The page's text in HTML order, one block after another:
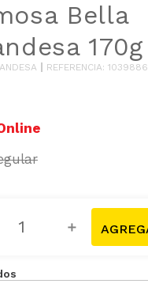
Bella
170g
REFERENCIA: 1039886
＋